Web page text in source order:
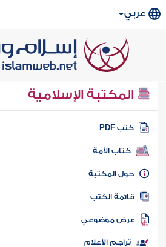
عربي
المكتبة الإسلامية
كتب PDF
كتاب الأمة
المكتبة
الكتب